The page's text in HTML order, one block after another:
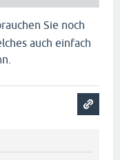
Sie noch
auch einfach